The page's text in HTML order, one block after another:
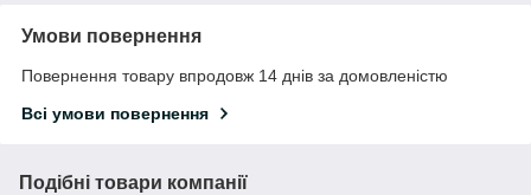
Умови повернення
Повернення товару впродовж 14 днів за домовленістю
Всі умови повернення
Подібні товари компанії